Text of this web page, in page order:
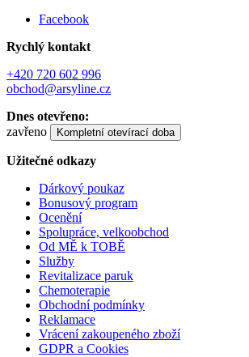
Facebook
Rychlý kontakt
+420 720 602 996
obchod@arsyline.cz
Dnes otevřeno:
zavřeno
Kompletní otevírací doba
Užitečné odkazy
Dárkový poukaz
Bonusový program
Ocenění
Spolupráce, velkoobchod
Od MĚ k TOBĚ
Služby
Revitalizace paruk
Chemoterapie
Obchodní podmínky
Reklamace
Vrácení zakoupeného zboží
GDPR a Cookies